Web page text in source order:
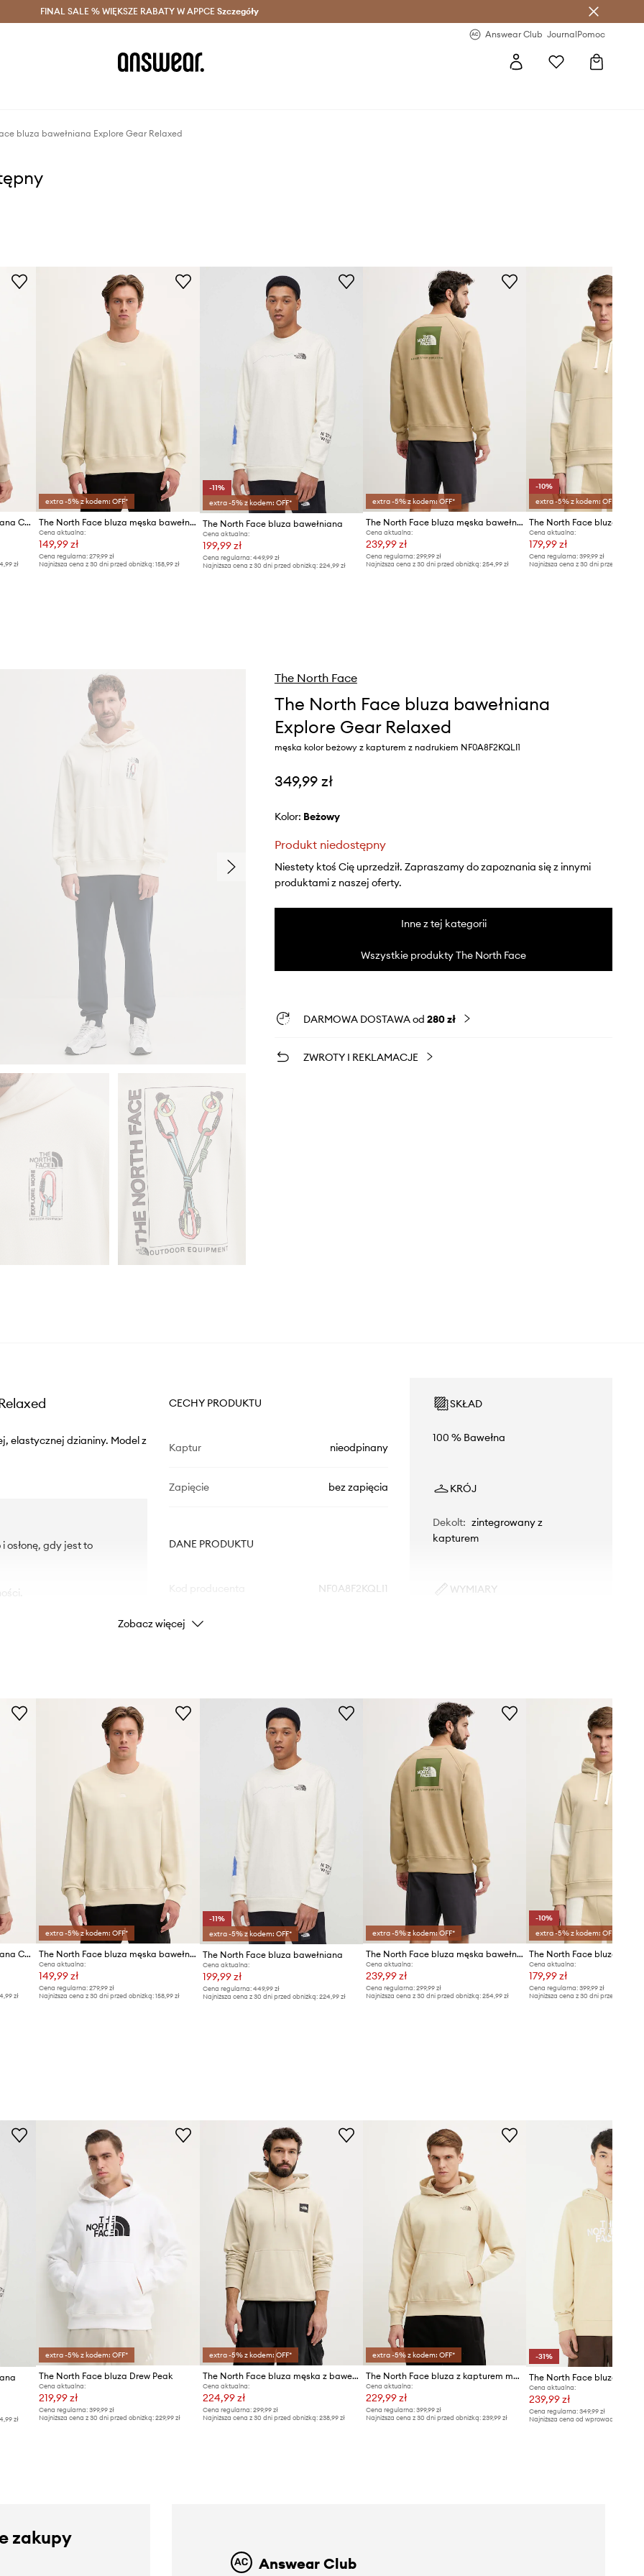
Oszczędzaj z Answear Club > Dostawa nawet w 24h >
FINAL SALE % WIĘKSZE RABATY W APPCE Szczegóły
Answear Club JournalPomoc
bluza bawełniana Explore Gear Relaxed
The North Face bluza bawełniana Connect Relaxed
zł
extra -5% z kodem: OFF*
The North Face bluza męska bawełniana Essential Light
Cena aktualna:
149,99 zł
Cena regularna: 279,99 zł
Najniższa cena z 30 dni przed obniżką: 158,99 zł
-11%
extra -5% z kodem: OFF*
The North Face bluza bawełniana
Cena aktualna:
199,99 zł
Cena regularna: 449,99 zł
Najniższa cena z 30 dni przed obniżką: 224,99 zł
extra -5% z kodem: OFF*
The North Face bluza męska bawełniana Raglan
Cena aktualna:
239,99 zł
Cena regularna:299,99 zł
Najniższa cena z 30 dni przed obniżką:254,99 zł
-10%
extra -5% z kodem: OFF*
The North Face bluza Terry
Cena aktualna:
179,99 zł
Cena regularna: 399,99 zł
Najniższa cena z 30 dni przed obniżką:
The North Face
The North Face bluza bawełniana
Explore Gear Relaxed
męska kolor beżowy z kapturem z nadrukiem NF0A8F2KQLI1
349,99 zł
Kolor: beżowy
Produkt niedostępny
Niestety ktoś Cię uprzedził. Zapraszamy do zapoznania się z innymi
produktami z naszej oferty.
Inne z tej kategorii
Wszystkie produkty The North Face
DARMOWA DOSTAWA od 280 zł
ZWROTY I REKLAMACJE
elastycznej dzianiny. Model z
osłonę, gdy jest to
CECHY PRODUKTU
Kaptur nieodpinany
Zapięcie bez zapięcia
DANE PRODUKTU
NF0A8F2KQLI1
Kolor
ID Produktu
SKŁAD
100 % Bawełna
KRÓJ
Dekolt: zintegrowany z
kapturem
WYMIARY
Tabela rozmiarów
Zobacz więcej
The North Face bluza bawełniana Connect Relaxed
zł
extra -5% z kodem: OFF*
The North Face bluza męska bawełniana Essential Light
Cena aktualna:
149,99 zł
Cena regularna: 279,99 zł
Najniższa cena z 30 dni przed obniżką: 158,99 zł
-11%
extra -5% z kodem: OFF*
The North Face bluza bawełniana
Cena aktualna:
199,99 zł
Cena regularna: 449,99 zł
Najniższa cena z 30 dni przed obniżką: 224,99 zł
extra -5% z kodem: OFF*
The North Face bluza męska bawełniana Raglan
Cena aktualna:
239,99 zł
Cena regularna:299,99 zł
Najniższa cena z 30 dni przed obniżką:254,99 zł
-10%
extra -5% z kodem: OFF*
The North Face bluza Terry
Cena aktualna:
179,99 zł
Cena regularna: 399,99 zł
Najniższa cena z 30 dni przed obniżką:
zł
extra -5% z kodem: OFF*
The North Face bluza Drew Peak
Cena aktualna:
219,99 zł
Cena regularna: 399,99 zł
Najniższa cena z 30 dni przed obniżką: 229,99 zł
extra -5% z kodem: OFF*
The North Face bluza męska z bawełną Evolution
Cena aktualna:
224,99 zł
Cena regularna: 299,99 zł
Najniższa cena z 30 dni przed obniżką: 238,99 zł
extra -5% z kodem: OFF*
The North Face bluza z kapturem męska z bawełną Raglan Redbox
Cena aktualna:
229,99 zł
Cena regularna:399,99 zł
Najniższa cena z 30 dni przed obniżką:239,99 zł
-31%
Cena aktualna:
239,99 zł
Cena regularna: 349,99 zł
Najniższa cena od wprowadzenia do
zakupy
Answear Club